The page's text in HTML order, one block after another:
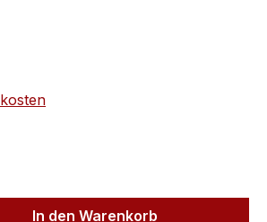
gewünschten Wert
In den Warenkorb